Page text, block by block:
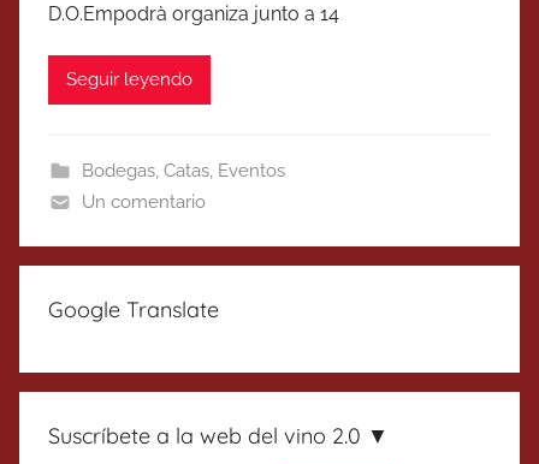
D.O.Empodrà organiza junto a 14
Seguir leyendo
Bodegas, Catas, Eventos
Un comentario
Google Translate
Suscríbete a la web del vino 2.0 ▼